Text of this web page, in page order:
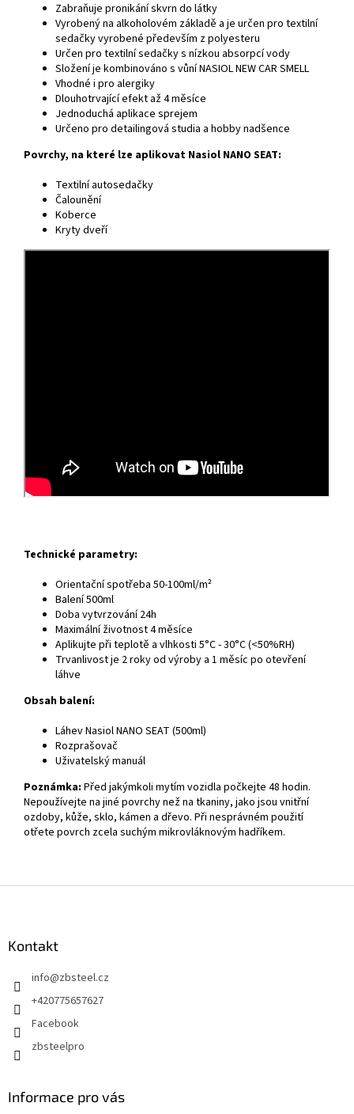
Zabraňuje pronikání skvrn do látky
Vyrobený na alkoholovém základě a je určen pro textilní
sedačky vyrobené především z polyesteru
Určen pro textilní sedačky s nízkou absorpcí vody
Složení je kombinováno s vůní NASIOL NEW CAR SMELL
Vhodné i pro alergiky
Dlouhotrvající efekt až 4 měsíce
Jednoduchá aplikace sprejem
Určeno pro detailingová studia a hobby nadšence
Povrchy, na které lze aplikovat Nasiol NANO SEAT:
Textilní autosedačky
Čalounění
Koberce
Kryty dveří
Technické parametry:
Orientační spotřeba 50-100ml/m²
Balení 500ml
Doba vytvrzování 24h
Maximální životnost 4 měsíce
Aplikujte při teplotě a vlhkosti 5°C - 30°C (<50%RH)
Trvanlivost je 2 roky od výroby a 1 měsíc po otevření
láhve
Obsah balení:
Láhev Nasiol NANO SEAT (500ml)
Rozprašovač
Uživatelský manuál
Poznámka: Před jakýmkoli mytím vozidla počkejte 48 hodin.
Nepoužívejte na jiné povrchy než na tkaniny, jako jsou vnitřní
ozdoby, kůže, sklo, kámen a dřevo. Při nesprávném použití
otřete povrch zcela suchým mikrovláknovým hadříkem.
Kontakt
info@zbsteel.cz
+420775657627
Facebook
zbsteelpro
Informace pro vás